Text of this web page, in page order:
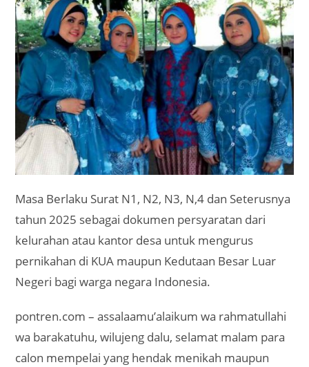
Masa Berlaku Surat N1, N2, N3, N,4 dan Seterusnya
tahun 2025 sebagai dokumen persyaratan dari
kelurahan atau kantor desa untuk mengurus
pernikahan di KUA maupun Kedutaan Besar Luar
Negeri bagi warga negara Indonesia.
pontren.com – assalaamu’alaikum wa rahmatullahi
wa barakatuhu, wilujeng dalu, selamat malam para
calon mempelai yang hendak menikah maupun